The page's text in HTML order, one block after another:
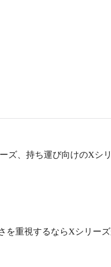
ズ、持ち運び向けのXシ
を重視するならXシリー